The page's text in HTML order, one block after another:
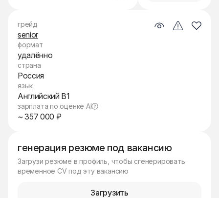
генерация резюме под вакансию
Загрузи резюме в профиль, чтобы сгенерировать
временное CV под эту вакансию
Загрузить
грейд
senior
формат
удалённо
страна
Россия
язык
Английский B1
зарплата по оценке AI
~ 357 000 ₽